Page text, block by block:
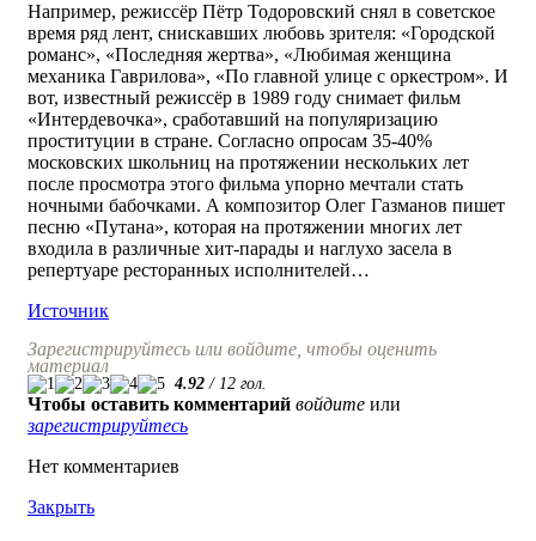
Например, режиссёр Пётр Тодоровский снял в советское
время ряд лент, снискавших любовь зрителя: «Городской
романс», «Последняя жертва», «Любимая женщина
механика Гаврилова», «По главной улице с оркестром». И
вот, известный режиссёр в 1989 году снимает фильм
«Интердевочка», сработавший на популяризацию
проституции в стране. Согласно опросам 35-40%
московских школьниц на протяжении нескольких лет
после просмотра этого фильма упорно мечтали стать
ночными бабочками. А композитор Олег Газманов пишет
песню «Путана», которая на протяжении многих лет
входила в различные хит-парады и наглухо засела в
репертуаре ресторанных исполнителей…
Источник
Зарегистрируйтесь или войдите, чтобы оценить
материал
4.92 / 12 гол.
Чтобы оставить комментарий войдите или
зарегистрируйтесь
Нет комментариев
Закрыть